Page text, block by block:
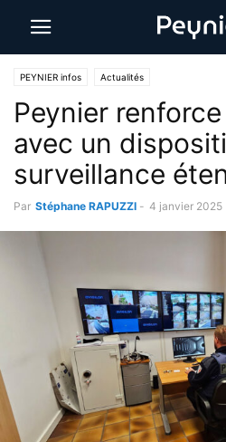
PEYNIER infos Actualités
Peynier
avec un
surveillance
Par Stéphane RAPUZZI - 4 janvier 2025